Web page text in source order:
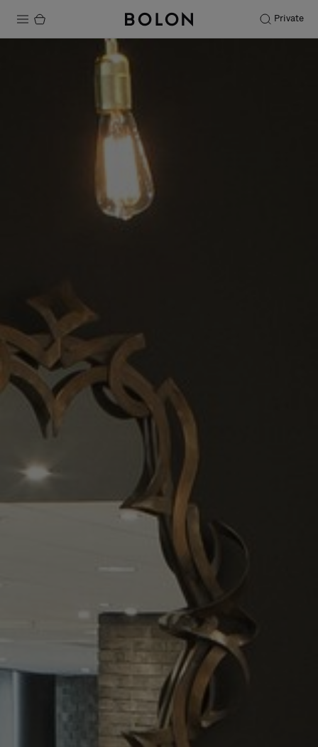
Private
Productos
Sostenibilidad
Mantenimiento
Sobre nosotros
Contáctanos
Pattern Tile Tool
Image & Material Bank
Idioma